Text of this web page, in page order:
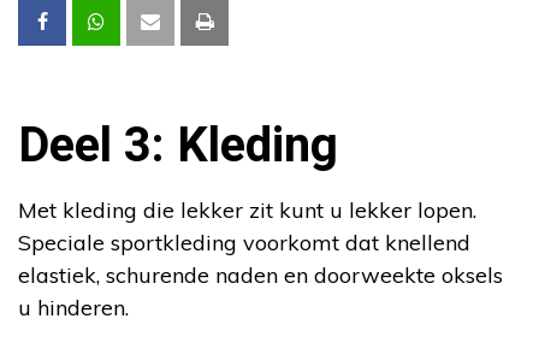
Deel 3: Kleding
Met kleding die lekker zit kunt u lekker lopen.
Speciale sportkleding voorkomt dat knellend
elastiek, schurende naden en doorweekte oksels
u hinderen.